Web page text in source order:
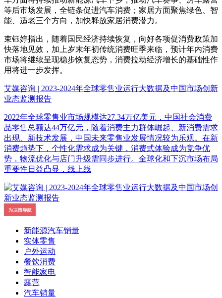
等后市场发展，全链条促进汽车消费；家居方面聚焦绿色、智
能、适老三个方向，加快释放家居消费潜力。
束钰婷指出，随着国民经济持续恢复，向好各项促消费政策加
快落地见效，加上岁末年初传统消费旺季来临，预计年内消费
市场将继续呈现稳步恢复态势，消费拉动经济增长的基础性作
用将进一步发挥。
艾媒咨询 | 2023-2024年全球零售业运行大数据及中国市场创新
业态监测报告
2022年全球零售业市场规模达27.34万亿美元，中国社会消费
品零售总额达44万亿元，随着消费主力群体崛起、新消费需求
出现、新技术发展，中国未来零售业发展情况较为乐观。在新
消费趋势下，个性化需求成为关键，消费式体验成为竞争优
势，物流优化与店门升级需同步进行。全球化和下沉市场布局
重要性日益凸显，线上线
新能源汽车销量
实体零售
户外运动
餐饮消费
智能家电
露营
汽车销量